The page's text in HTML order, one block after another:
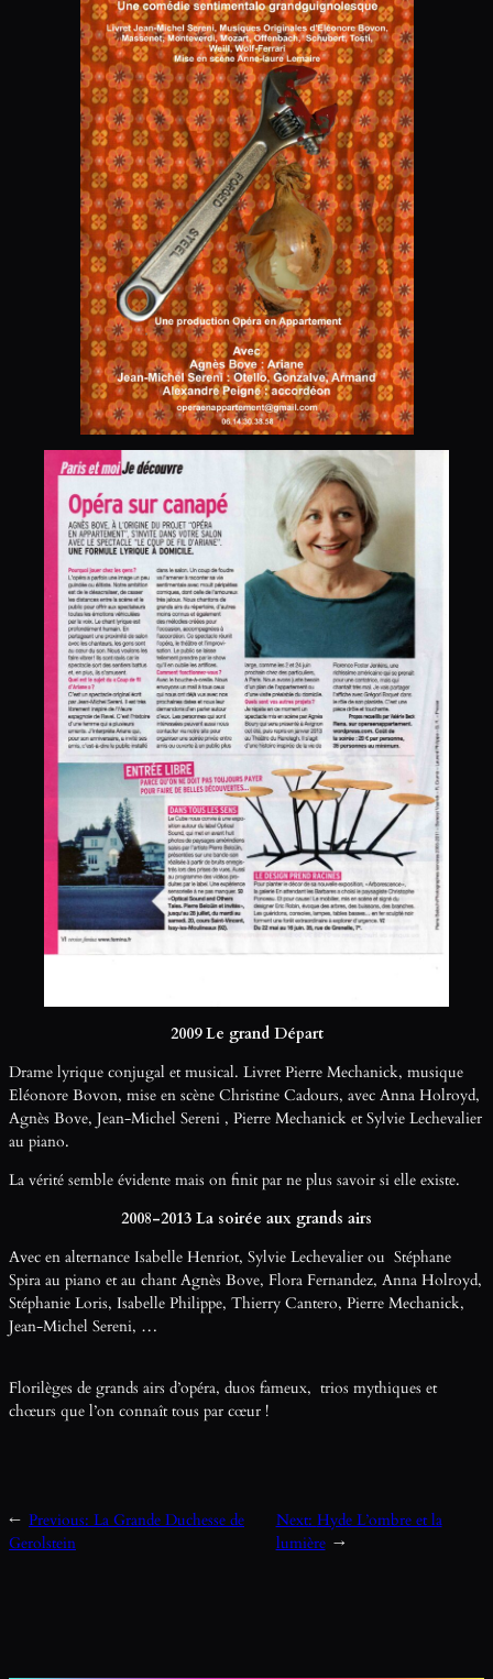
2009 Le grand Départ
Drame lyrique conjugal et musical. Livret Pierre Mechanick, musique
Eléonore Bovon, mise en scène Christine Cadours, avec Anna Holroyd,
Agnès Bove, Jean-Michel Sereni , Pierre Mechanick et Sylvie Lechevalier
au piano.
La vérité semble évidente mais on finit par ne plus savoir si elle existe.
2008-2013 La soirée aux grands airs
Avec en alternance Isabelle Henriot, Sylvie Lechevalier ou Stéphane
Spira au piano et au chant Agnès Bove, Flora Fernandez, Anna Holroyd,
Stéphanie Loris, Isabelle Philippe, Thierry Cantero, Pierre Mechanick,
Jean-Michel Sereni, …
Florilèges de grands airs d’opéra, duos fameux, trios mythiques et
chœurs que l’on connaît tous par cœur !
← Previous: La Grande Duchesse de
Gerolstein
Next: Hyde L’ombre et la
lumière →